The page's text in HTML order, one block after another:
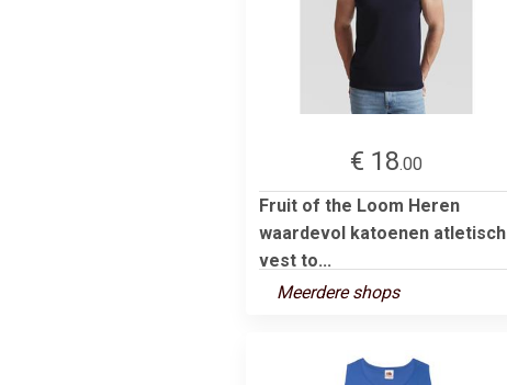
€ 18.00
Fruit of the Loom Heren
waardevol katoenen atletisch
vest to...
Meerdere shops